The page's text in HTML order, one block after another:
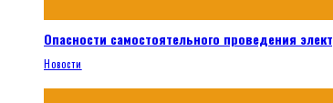
Опасности самостоятельного проведения
Новости